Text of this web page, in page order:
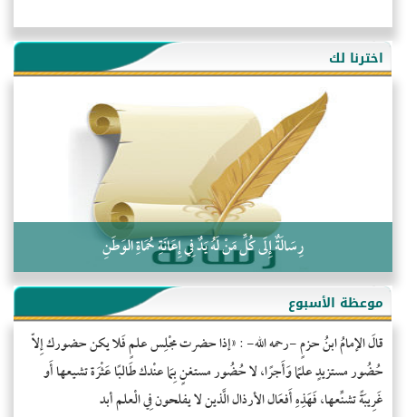
هذه سبيلنا فماذا تنقمون؟!
أُسُـسُ بَـيْـتِ الـمُسْـلِمِ
التَّعْلِيمُ القُرْآنِي
كلمة إلى إخواني السلفيين في الجزائر
اخترنا لك
رِسَالَةٌ إِلَى كُلِّ مَنْ لَهُ يَدٌ فِي إِعَانَةِ حُمَاةِ الوَطَنِ
موعظة الأسبوع
قالَ الإمامُ ابنُ حزمٍ -رحمه الله- : «إذا حضرت مجْلِس علمٍ فَلا يكن حضورك إِلاّ
حُضُور مستزيدٍ علمًا وَأَجرًا، لا حُضُور مستغنٍ بِمَا عنْدك طَالبًا عَثْرَة تشيعها أَو
غَرِيبَةً تشنِّعها، فَهَذِهِ أَفعَال الأرذال الَّذين لا يفلحون فِي الْعلم أبد